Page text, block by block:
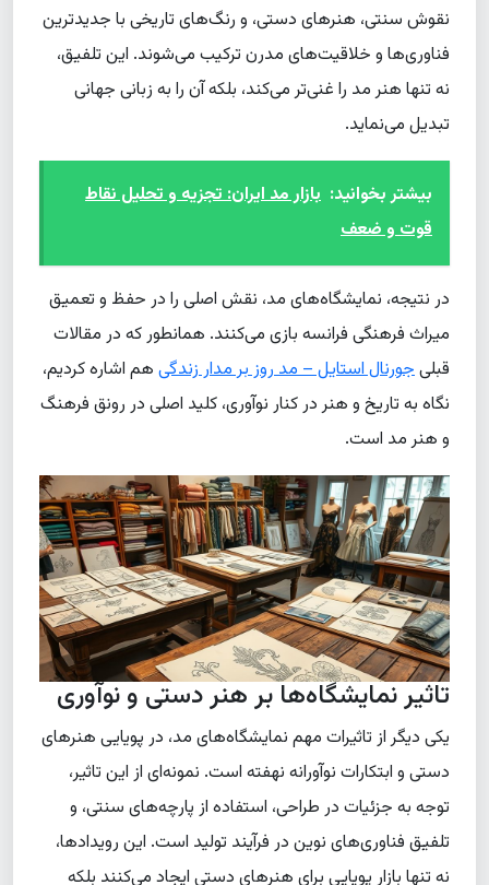
نقوش سنتی، هنرهای دستی، و رنگ‌های تاریخی با جدیدترین
فناوری‌ها و خلاقیت‌های مدرن ترکیب می‌شوند. این تلفیق،
نه تنها هنر مد را غنی‌تر می‌کند، بلکه آن را به زبانی جهانی
تبدیل می‌نماید.
بیشتر بخوانید: بازار مد ایران: تجزیه و تحلیل نقاط
قوت و ضعف
در نتیجه، نمایشگاه‌های مد، نقش اصلی را در حفظ و تعمیق
میراث فرهنگی فرانسه بازی می‌کنند. همانطور که در مقالات
قبلیجورنال استایل – مد روز بر مدار زندگیهم اشاره کردیم،
نگاه به تاریخ و هنر در کنار نوآوری، کلید اصلی در رونق فرهنگ
و هنر مد است.
تاثیر نمایشگاه‌ها بر هنر دستی و نوآوری
یکی دیگر از تاثیرات مهم نمایشگاه‌های مد، در پویایی هنرهای
دستی و ابتکارات نوآورانه نهفته است. نمونه‌ای از این تاثیر،
توجه به جزئیات در طراحی، استفاده از پارچه‌های سنتی، و
تلفیق فناوری‌های نوین در فرآیند تولید است. این رویدادها،
نه تنها بازار پویایی برای هنرهای دستی ایجاد می‌کنند بلکه